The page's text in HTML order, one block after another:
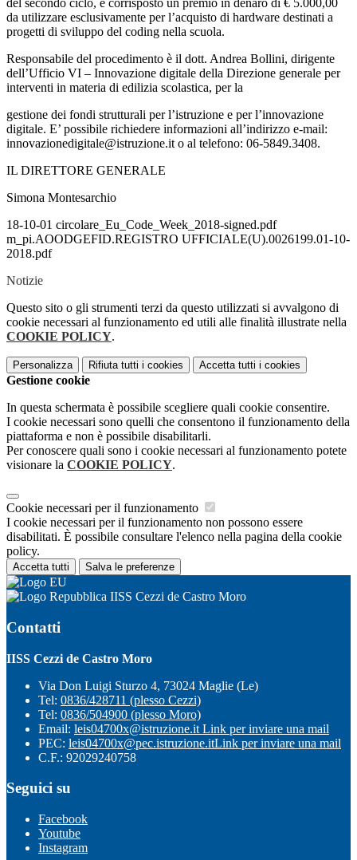
del secondo ciclo, è corrisposto un premio in denaro di € 5.000,00
da utilizzare esclusivamente per l’acquisto di hardware destinati a
progetti di sviluppo del coding nella scuola.
Responsabile del procedimento è il dott. Andrea Bollini, dirigente
dell’Ufficio VI – Innovazione digitale della Direzione generale per
interventi in materia di edilizia scolastica, per la
gestione dei fondi strutturali per l’istruzione e per l’innovazione
digitale. E’ possibile richiedere informazioni all’indirizzo e-mail:
innovazionedigitale@istruzione.it o al telefono: 06-5849.3408.
IL DIRETTORE GENERALE
Simona Montesarchio
18-10-01 circolare_Eu_Code_Week_2018-signed.pdf
m_pi.AOODGEFID.REGISTRO UFFICIALE(U).0026199.01-10-
2018.pdf
Notizie
Questo sito o gli strumenti terzi da questo utilizzati si avvalgono di
cookie necessari al funzionamento ed utili alle finalità illustrate nella
COOKIE POLICY.
Personalizza Rifiuta tutti i cookies Accetta tutti i cookies
Gestione cookie
In questa schermata è possibile scegliere quali cookie consentire.
I cookie necessari sono quelli che consentono il funzionamento della
piattaforma e non è possibile disabilitarli.
Per conoscere quali sono i cookie necessari al funzionamento potete
visionare la COOKIE POLICY.
Cookie necessari per il funzionamento
I cookie necessari per il funzionamento non possono essere
disabilitati. È possibile consultare l'elenco nella pagina della cookie
policy.
Accetta tutti Salva le preferenze
IISS Cezzi de Castro Moro
Contatti
IISS Cezzi de Castro Moro
Via Don Luigi Sturzo 4, 73024 Maglie (Le)
Tel: 0836/428711 (plesso Cezzi)
Tel: 0836/504900 (plesso Moro)
Email: leis04700x@istruzione.it Link per inviare una mail
PEC: leis04700x@pec.istruzione.itLink per inviare una mail
C.F.: 92029240758
Seguici su
Facebook
Youtube
Instagram